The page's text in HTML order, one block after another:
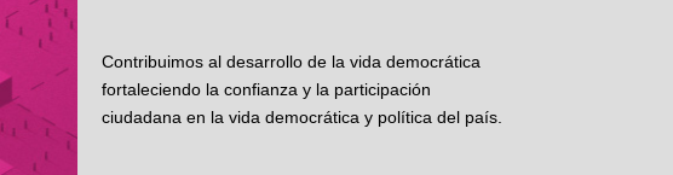
Contribuimos al desarrollo de la vida democrática
fortaleciendo la confianza y la participación
ciudadana en la vida democrática y política del país.